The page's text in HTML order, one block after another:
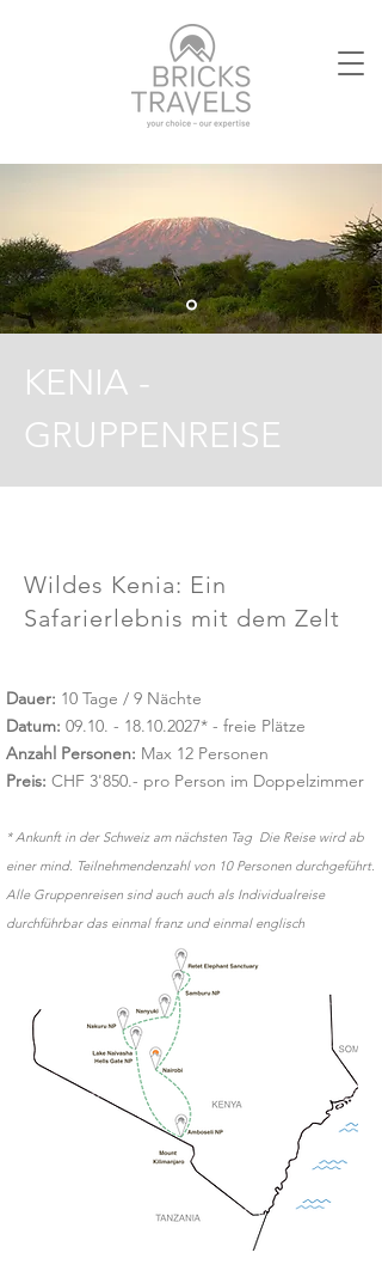
KENIA -
GRUPPENREISE
Wildes Kenia: Ein
Safarierlebnis mit dem Zelt
Dauer: 10 Tage / 9 Nächte
Datum: 09.10. - 18.10.2027* - freie Plätze
Anzahl Personen: Max 12 Personen
Preis: CHF 3'850.- pro Person im Doppelzimmer​​
* Ankunft in der Schweiz am nächsten Tag Die Reise wird ab
einer mind. Teilnehmendenzahl von 10 Personen durchgeführt.
Alle Gruppenreisen sind auch auch als Individualreise
durchführbar das einmal franz und einmal englisch